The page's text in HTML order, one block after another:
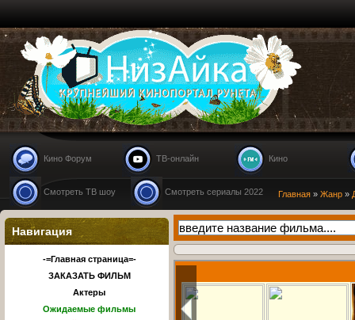
Nizaika.ru
Кино Форум ТВ-онлайн Кино
Смотреть ТВ шоу Смотреть сериалы 2022 Главная » Жанр »
Навигация
-=Главная страница=-
ЗАКАЗАТЬ ФИЛЬМ
Актеры
Ожидаемые фильмы